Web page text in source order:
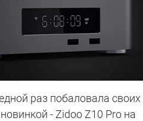
раз побаловала своих
- Zidoo Z10 Pro на